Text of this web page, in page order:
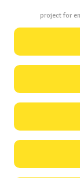
project for